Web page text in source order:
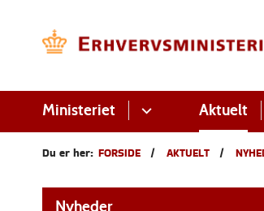
Ministeriet Aktuelt
Du er her: FORSIDE AKTUELT
Nyheder